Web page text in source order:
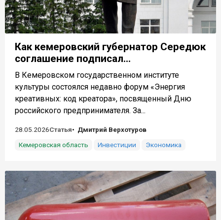
Как кемеровский губернатор Середюк
соглашение подписал...
В Кемеровском государственном институте
культуры состоялся недавно форум «Энергия
креативных: код креатора», посвященный Дню
российского предпринимателя. За...
28.05.2026Статья
Дмитрий Верхотуров
Кемеровская область
Инвестиции Экономика